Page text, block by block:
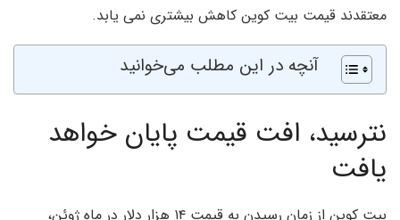
معتقدند قیمت بیت کوین کاهش بیشتری نمی یابد.
آنچه در این مطلب می‌خوانید
نترسید، افت قیمت پایان خواهد
یافت
بیت کوین از زمان رسیدن به قیمت ۱۴ هزار دلار در ماه ژوئن،